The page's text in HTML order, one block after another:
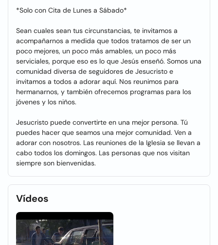
*Solo con Cita de Lunes a Sábado*
Sean cuales sean tus circunstancias, te invitamos a
acompañarnos a medida que todos tratamos de ser un
poco mejores, un poco más amables, un poco más
serviciales, porque eso es lo que Jesús enseñó. Somos una
comunidad diversa de seguidores de Jesucristo e
invitamos a todos a adorar aquí. Nos reunimos para
hermanarnos, y también ofrecemos programas para los
jóvenes y los niños.
Jesucristo puede convertirte en una mejor persona. Tú
puedes hacer que seamos una mejor comunidad. Ven a
adorar con nosotros. Las reuniones de la Iglesia se llevan a
cabo todos los domingos. Las personas que nos visitan
siempre son bienvenidas.
Vídeos